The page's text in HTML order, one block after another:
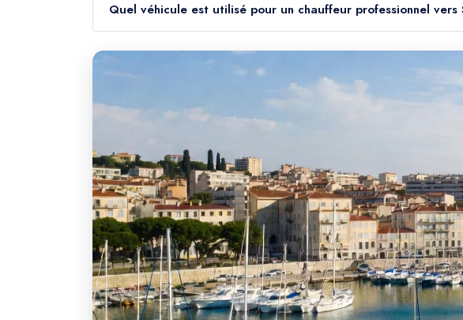
Quel véhicule est utilisé pour un chauffeur professionnel